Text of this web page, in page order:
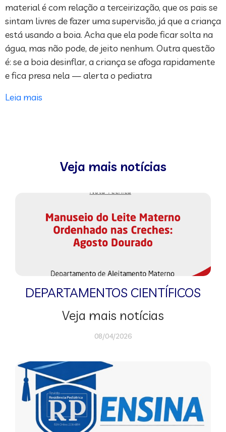
material é com relação a terceirização, que os pais se
sintam livres de fazer uma supervisão, já que a criança
está usando a boia. Acha que ela pode ficar solta na
água, mas não pode, de jeito nenhum. Outra questão
é: se a boia desinflar, a criança se afoga rapidamente
e fica presa nela — alerta o pediatra
Leia mais
Veja mais notícias
DEPARTAMENTOS CIENTÍFICOS
Veja mais notícias
08/04/2026